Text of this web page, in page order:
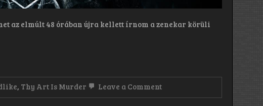
az elmúlt 48 órában újra kellett írnom a zenekar körüli
, Thy Art Is Murder Leave a Commenton